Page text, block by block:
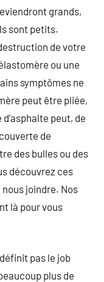
grands,
sont petits.
de votre
ou une
symptômes ne
peut être pliée,
peut, de
de
des bulles ou des
découvrez ces
nous joindre. Nos
là pour vous
pas le job
plus de